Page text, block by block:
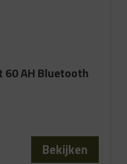
60 AH Bluetooth
Bekijken